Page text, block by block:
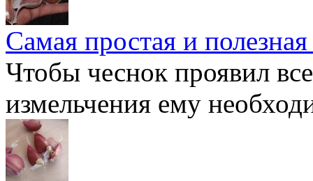
Самая простая и
Чтобы чеснок проявил
измельчения ему